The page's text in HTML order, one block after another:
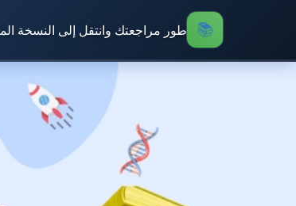
طور مراجعتك وانتقل إلى النسخة